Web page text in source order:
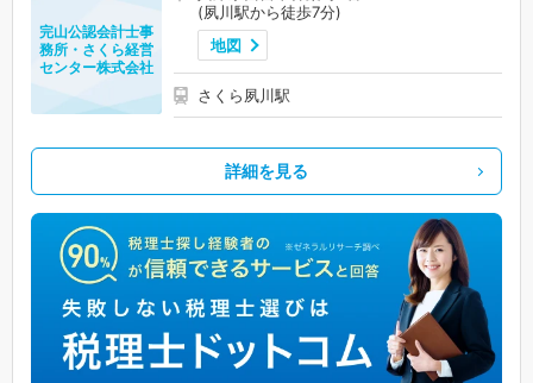
(夙川駅から徒歩7分)
地図
さくら夙川駅
完山公認会計士事
務所・さくら経営
センター株式会社
詳細を見る